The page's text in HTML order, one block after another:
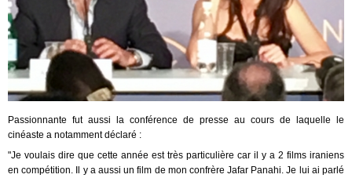
Passionnante fut aussi la conférence de presse au cours de laquelle le
cinéaste a notamment déclaré :
"Je voulais dire que cette année est très particulière car il y a 2 films iraniens
en compétition. Il y a aussi un film de mon confrère Jafar Panahi. Je lui ai parlé